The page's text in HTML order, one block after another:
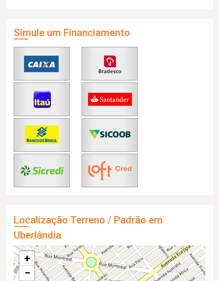
Simule um Financiamento
Localização Terreno / Padrão em
Uberlândia
+
−